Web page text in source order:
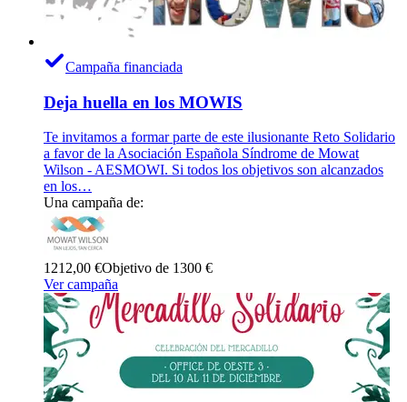
Campaña financiada
Deja huella en los MOWIS
Te invitamos a formar parte de este ilusionante Reto Solidario
a favor de la Asociación Española Síndrome de Mowat
Wilson - AESMOWI. Si todos los objetivos son alcanzados
en los…
Una campaña de:
1212,00 €Objetivo de 1300 €
Ver campaña